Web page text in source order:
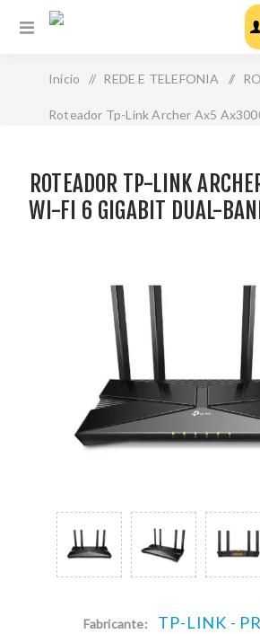
Início / REDE E TELEFONIA /
Roteador Tp-Link Archer Ax5
ROTEADOR TP-LINK
WI-FI 6 GIGABIT DUAL-
Fabricante: TP-LINK -